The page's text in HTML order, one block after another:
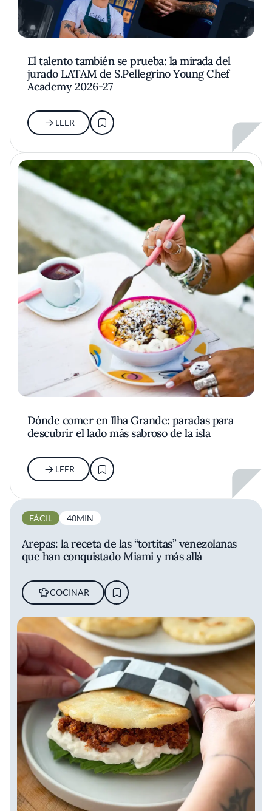
El talento también se prueba: la mirada del
jurado LATAM de S.Pellegrino Young Chef
Academy 2026-27
LEER
Dónde comer en Ilha Grande: paradas para
descubrir el lado más sabroso de la isla
LEER
FÁCIL 40MIN
Arepas: la receta de las “tortitas” venezolanas
que han conquistado Miami y más allá
COCINAR